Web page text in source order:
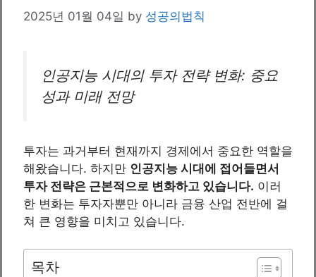
2025년 01월 04일 by 성공의법칙
인공지능 시대의 투자 전략 변화: 중요
성과 미래 전망
투자는 과거부터 현재까지 경제에서 중요한 역할을
해왔습니다. 하지만 인공지능 시대에 접어들면서
투자 전략은 근본적으로 변화하고 있습니다. 이러
한 변화는 투자자뿐만 아니라 금융 산업 전반에 걸
쳐 큰 영향을 미치고 있습니다.
목차